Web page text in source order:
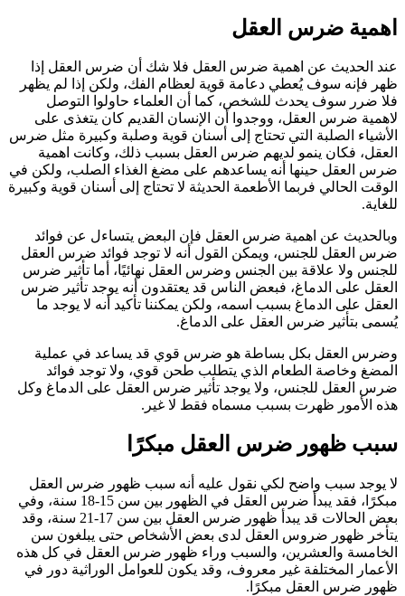
اهمية ضرس العقل
عند الحديث عن اهمية ضرس العقل فلا شك أن ضرس العقل إذا
ظهر فإنه سوف يُعطي دعامة قوية لعظام الفك، ولكن إذا لم يظهر
فلا ضرر سوف يحدث للشخص، كما أن العلماء حاولوا التوصل
لاهمية ضرس العقل، ووجدوا أن الإنسان القديم كان يتغذى على
الأشياء الصلبة التي تحتاج إلى أسنان قوية وصلبة وكبيرة مثل ضرس
العقل، فكان ينمو لديهم ضرس العقل بسبب ذلك، وكانت اهمية
ضرس العقل حينها أنه يساعدهم على مضغ الغذاء الصلب، ولكن في
الوقت الحالي فربما الأطعمة الحديثة لا تحتاج إلى أسنان قوية وكبيرة
للغاية.
وبالحديث عن اهمية ضرس العقل فإن البعض يتساءل عن فوائد
ضرس العقل للجنس، ويمكن القول أنه لا توجد فوائد ضرس العقل
للجنس ولا علاقة بين الجنس وضرس العقل نهائيًا، أما تأثير ضرس
العقل على الدماغ، فبعض الناس قد يعتقدون أنه يوجد تأثير ضرس
العقل على الدماغ بسبب اسمه، ولكن يمكننا تأكيد أنه لا يوجد ما
يُسمى بتأثير ضرس العقل على الدماغ.
وضرس العقل بكل بساطة هو ضرس قوي قد يساعد في عملية
المضغ وخاصة الطعام الذي يتطلب طحن قوي، ولا توجد فوائد
ضرس العقل للجنس، ولا يوجد تأثير ضرس العقل على الدماغ وكل
هذه الأمور ظهرت بسبب مسماه فقط لا غير.
سبب ظهور ضرس العقل مبكرًا
لا يوجد سبب واضح لكي نقول عليه أنه سبب ظهور ضرس العقل
مبكرًا، فقد يبدأ ضرس العقل في الظهور بين سن 15-18 سنة، وفي
بعض الحالات قد يبدأ ظهور ضرس العقل بين سن 17-21 سنة، وقد
يتأخر ظهور ضروس العقل لدى بعض الأشخاص حتى يبلغون سن
الخامسة والعشرين، والسبب وراء ظهور ضرس العقل في كل هذه
الأعمار المختلفة غير معروف، وقد يكون للعوامل الوراثية دور في
ظهور ضرس العقل مبكرًا.